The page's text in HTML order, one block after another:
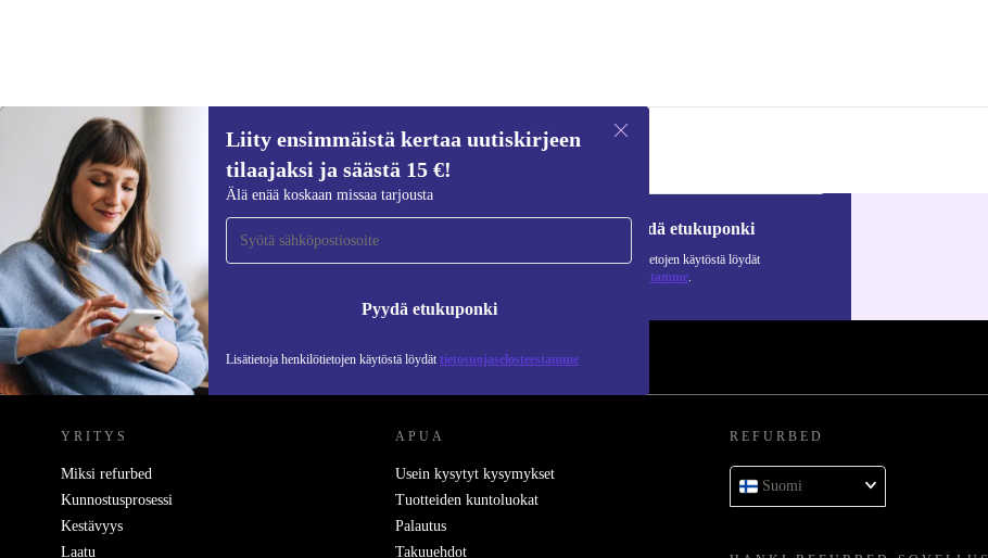
13,80 €
Liity ensimmäistä kertaa uutiskirjeen
tilaajaksi ja säästä 15 €!
Älä enää koskaan missaa tarjousta
Pyydä etukuponki
Lisätietoja henkilötietojen käytöstä löydät tietosuojaselosteestamme
Liity ensimmäistä kertaa uutiskirjeen
tilaajaksi ja säästä 15 €!
Älä missaa enää yhtäkään tarjousta.
Pyydä etukuponki
Lisätietoja henkilötietojen käytöstä löydät
tietosuojaselosteestamme.
REFURBED SUOMI - RETHINK NEW.
YRITYS
Miksi refurbed
Kunnostusprosessi
Kestävyys
Laatu
APUA
Usein kysytyt kysymykset
Tuotteiden kuntoluokat
Palautus
Takuuehdot
REFURBED
Suomi